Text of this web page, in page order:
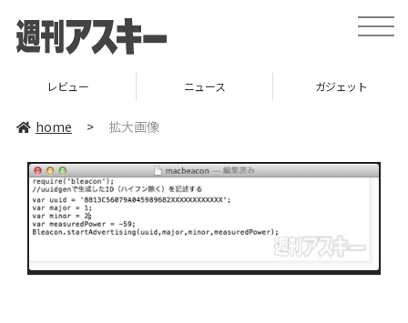
toggle
レビュー ニュース ガジェット
home > 拡大画像